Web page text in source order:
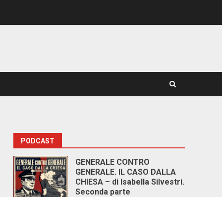
PODCAST
GENERALE CONTRO
GENERALE. IL CASO DALLA
CHIESA – di Isabella Silvestri.
Seconda parte